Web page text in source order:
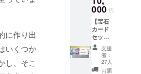
に作り出
いくつか
し、そこ
エンスライ
ブや実験教
室を全国各
地で開催し
ていること
が評価さ
れ、2024年3
度の予
部原子
力安全
工学科
の高木
直行教
授によ
る、原
子炉錬
金術の
000 円
【宝石
カード
セッ
ト】選
べる宝
石カー
ド1枚と
支援
者：
27人
お届